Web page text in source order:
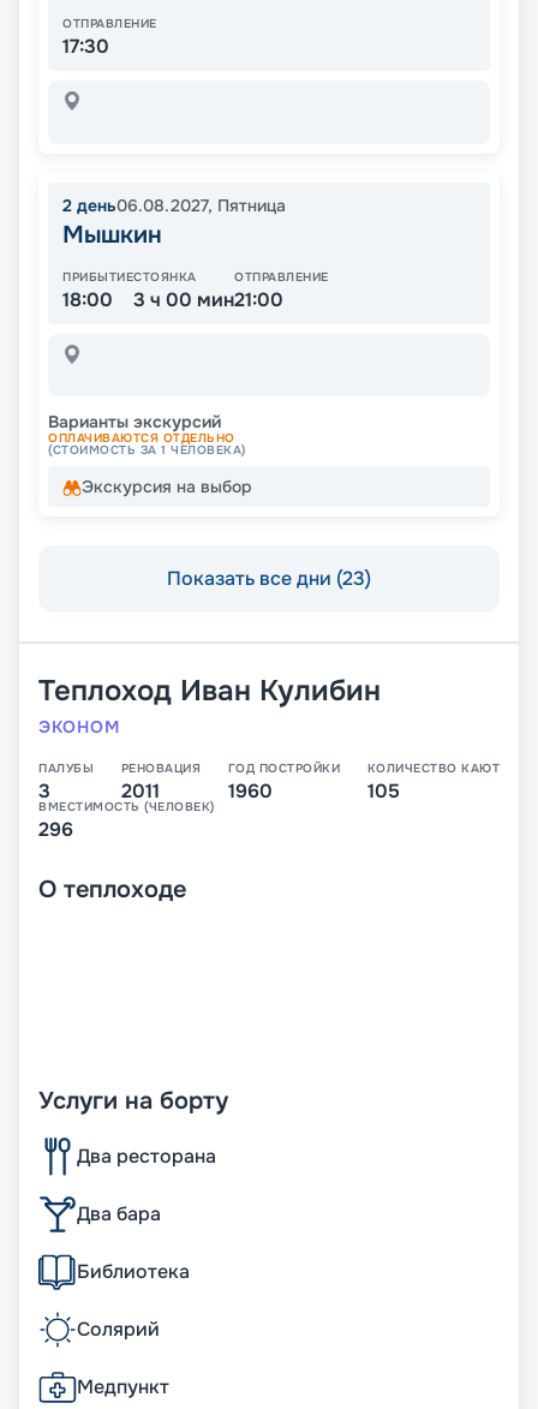
ОТПРАВЛЕНИЕ
17:30
2 день06.08.2027, Пятница
Мышкин
ПРИБЫТИЕ
18:00
СТОЯНКА
3 ч 00 мин
ОТПРАВЛЕНИЕ
21:00
Варианты экскурсий
ОПЛАЧИВАЮТСЯ ОТДЕЛЬНО
(СТОИМОСТЬ ЗА 1 ЧЕЛОВЕКА)
Экскурсия на выбор
Показать все дни (23)
Теплоход Иван Кулибин
ЭКОНОМ
ПАЛУБЫ
3
РЕНОВАЦИЯ
2011
ГОД ПОСТРОЙКИ
1960
КОЛИЧЕСТВО КАЮТ
105
ВМЕСТИМОСТЬ (ЧЕЛОВЕК)
296
О теплоходе
Услуги на борту
Два ресторана
Два бара
Библиотека
Солярий
Медпункт